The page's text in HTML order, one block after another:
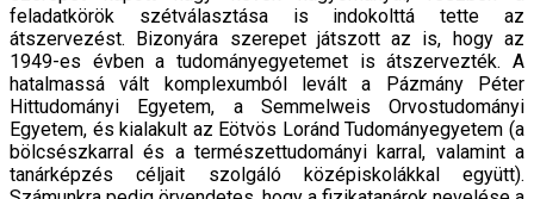
feladatkörök szétválasztása is indokolttá tette az
átszervezést. Bizonyára szerepet játszott az is, hogy az
1949-es évben a tudományegyetemet is átszervezték. A
hatalmassá vált komplexumból levált a Pázmány Péter
Hittudományi Egyetem, a Semmelweis Orvostudományi
Egyetem, és kialakult az Eötvös Loránd Tudományegyetem (a
bölcsészkarral és a természettudományi karral, valamint a
tanárképzés céljait szolgáló középiskolákkal együtt).